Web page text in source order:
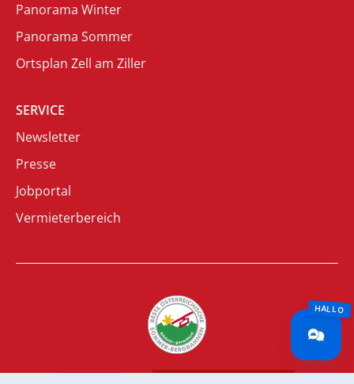
Panorama Winter
Panorama Sommer
Ortsplan Zell am Ziller
SERVICE
Newsletter
Presse
Jobportal
Vermieterbereich